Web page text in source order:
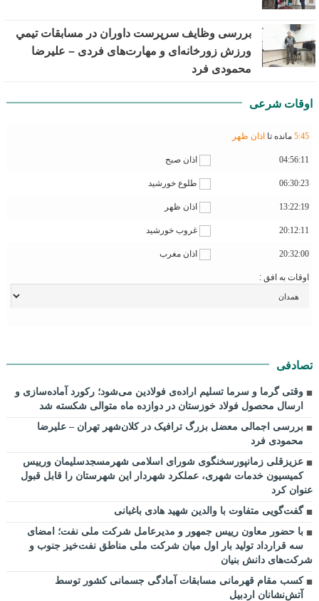
بررسی وظايف سرپرست داوران در مسابقات تیمي
ورزش زورخانه‌ای و مهارت‌های فردی – علیرضا
محمودی فرد
اوقات شرعی
5:45 مانده تااذان ظهر
04:56:11 اذان صبح
06:30:23 طلوع خورشید
13:22:19 اذان ظهر
20:12:11 غروب خورشید
20:32:00 اذان مغرب
اوقات به افق :
تصادفی
وقتی گرما و سرما تسلیم اراده‌ی فولادین می‌شود؛ رکورد آماده‌سازی و
ارسال محصول فولاد خوزستان در دوازده ماه متوالی شکسته شد
بررسی اجمالی معضل بزرگ ترافیک در کلان‌شهر تهران – علیرضا
محمودی فرد
عزیزقلی زمانپورسخنگوی شورای اسلامی شهرمسجدسلیمان ورییس
کمیسیون خدمات شهری، عملکرد شهردار این شهرستان را قابل قبول
عنوان کرد
گفت‌گویی متفاوت با والدین شهید هادی باغبانی
با حضور معاون رییس جمهور و مدیرعامل شرکت ملی نفت؛ امضای
سه قرارداد تولید بار اول میان شرکت ملی مناطق نفت‌خیز جنوب و
شرکت‌های دانش بنیان
کسب مقام قهرمانی مسابقات آمادگی جسمانی کشور توسط
آتش‌نشانان اردبیل